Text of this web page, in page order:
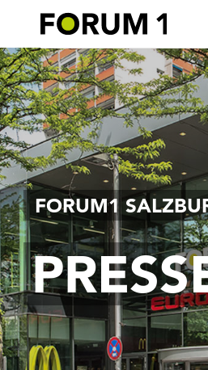
FORUM1
PRESSEAUSSENDUNGEN
Center & Marken
Events
Services
MEDIAGALERIE
PRESSEKONTAKT